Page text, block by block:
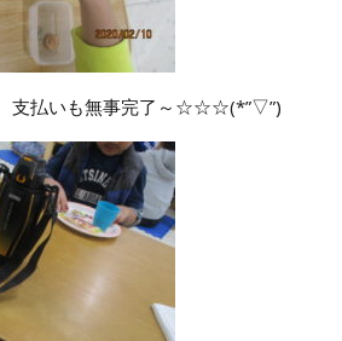
支払いも無事完了～☆☆☆(*”▽”)